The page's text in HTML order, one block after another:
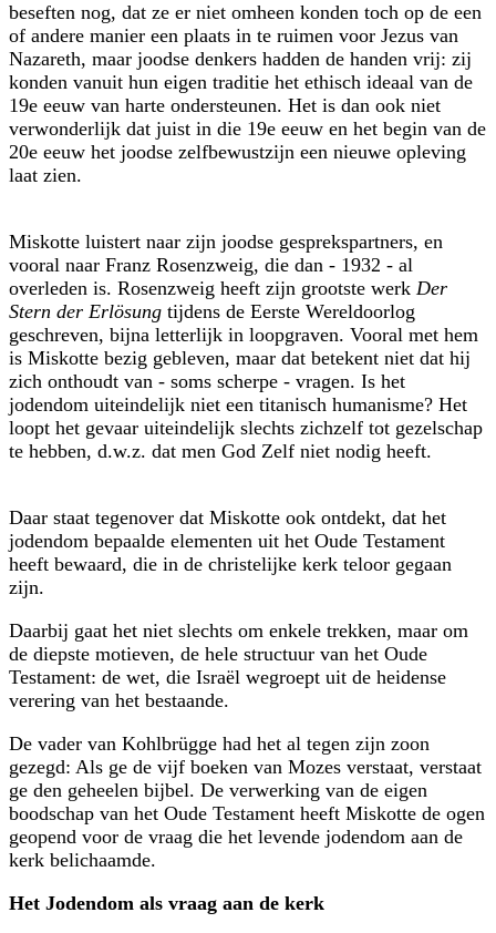
beseften nog, dat ze er niet omheen konden toch op de een
of andere manier een plaats in te ruimen voor Jezus van
Nazareth, maar joodse denkers hadden de handen vrij: zij
konden vanuit hun eigen traditie het ethisch ideaal van de
19e eeuw van harte ondersteunen. Het is dan ook niet
verwonderlijk dat juist in die 19e eeuw en het begin van de
20e eeuw het joodse zelfbewustzijn een nieuwe opleving
laat zien.
Miskotte luistert naar zijn joodse gesprekspartners, en
vooral naar Franz Rosenzweig, die dan - 1932 - al
overleden is. Rosenzweig heeft zijn grootste werk Der
Stern der Erlösung tijdens de Eerste Wereldoorlog
geschreven, bijna letterlijk in loopgraven. Vooral met hem
is Miskotte bezig gebleven, maar dat betekent niet dat hij
zich onthoudt van - soms scherpe - vragen. Is het
jodendom uiteindelijk niet een titanisch humanisme? Het
loopt het gevaar uiteindelijk slechts zichzelf tot gezelschap
te hebben, d.w.z. dat men God Zelf niet nodig heeft.
Daar staat tegenover dat Miskotte ook ontdekt, dat het
jodendom bepaalde elementen uit het Oude Testament
heeft bewaard, die in de christelijke kerk teloor gegaan
zijn.
Daarbij gaat het niet slechts om enkele trekken, maar om
de diepste motieven, de hele structuur van het Oude
Testament: de wet, die Israël wegroept uit de heidense
verering van het bestaande.
De vader van Kohlbrügge had het al tegen zijn zoon
gezegd: Als ge de vijf boeken van Mozes verstaat, verstaat
ge den geheelen bijbel. De ver­werking van de eigen
boodschap van het Oude Testament heeft Miskotte de ogen
geopend voor de vraag die het levende jodendom aan de
kerk belichaamde.
Het Jodendom als vraag aan de kerk